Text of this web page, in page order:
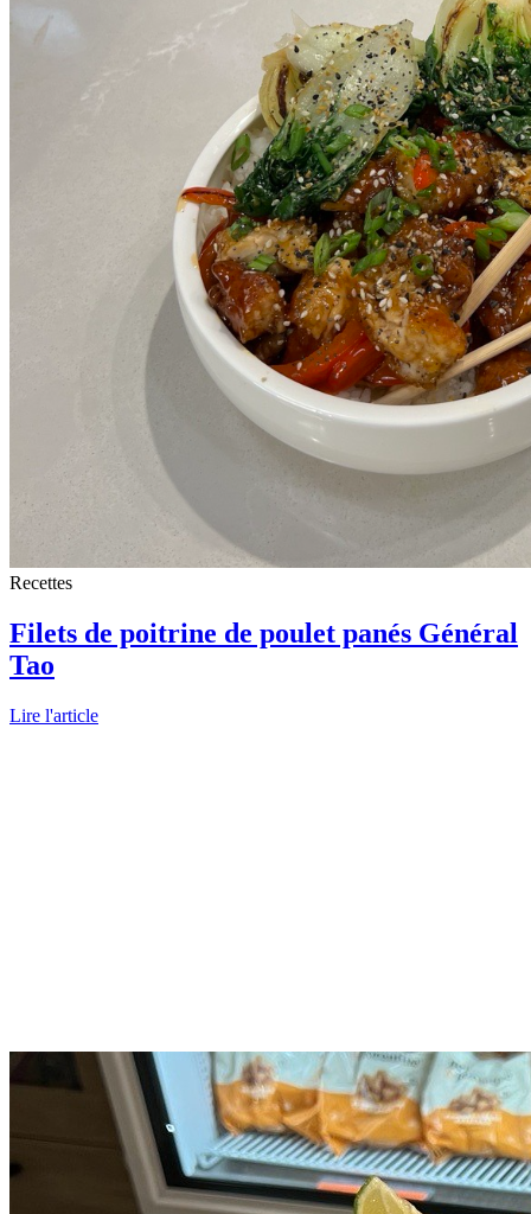
Recettes
Filets de poitrine de poulet panés Général
Tao
Lire l'article